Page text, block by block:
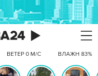
ВЕТЕР 0 М/С ВЛАЖН 83%